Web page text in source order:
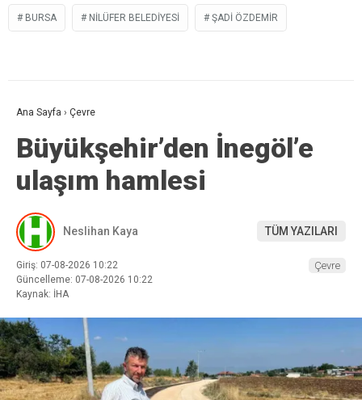
BURSA NILÜFER BELEDIYESI ŞADI ÖZDEMIR
Ana Sayfa › Çevre
Büyükşehir’den İnegöl’e
ulaşım hamlesi
Neslihan Kaya TÜM YAZILARI
Giriş: 07-08-2026 10:22
Güncelleme: 07-08-2026 10:22
Kaynak: İHA
Çevre